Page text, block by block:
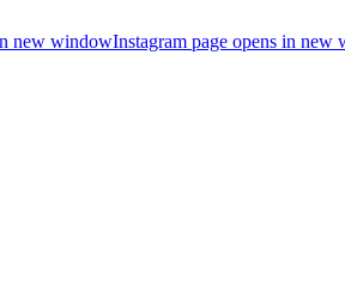
new windowInstagram page opens in new